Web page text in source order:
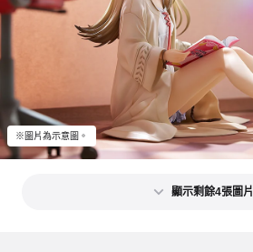
※圖片為示意圖。
顯示剩餘4張圖片